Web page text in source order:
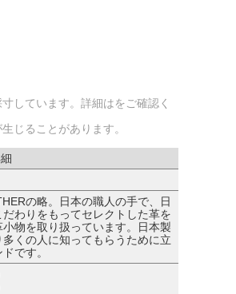
しています。詳細はをご確認く
じることがあります。
の略。日本の職人の手で、日
わりをもってセレクトした革を
物を取り扱っています。日本製
くの人に知ってもらうために立
です。